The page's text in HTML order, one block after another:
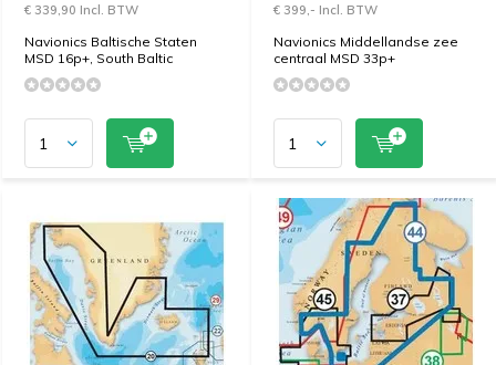
€ 339,90 Incl. BTW
Navionics Baltische Staten
MSD 16p+, South Baltic
€ 399,- Incl. BTW
Navionics Middellandse zee
centraal MSD 33p+